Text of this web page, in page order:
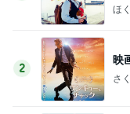
ほ
2
映
さ